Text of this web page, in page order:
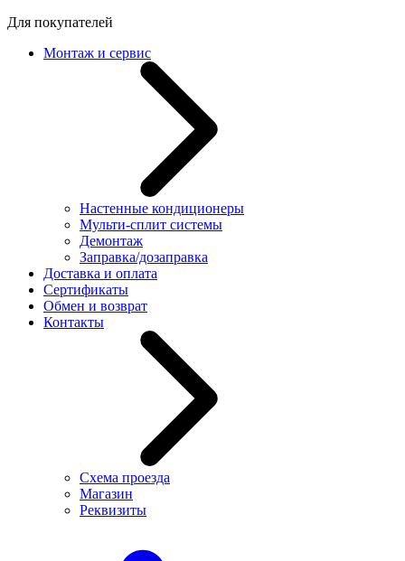
Для покупателей
Монтаж и сервис
Настенные кондиционеры
Мульти-сплит системы
Демонтаж
Заправка/дозаправка
Доставка и оплата
Сертификаты
Обмен и возврат
Контакты
Схема проезда
Магазин
Реквизиты